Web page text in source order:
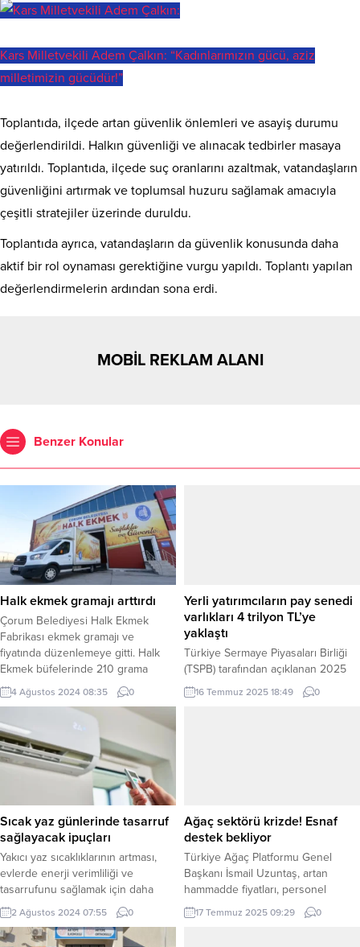
Kars Milletvekili Adem Çalkın: “Kadınlarımızın gücü, aziz
milletimizin gücüdür!”
Toplantıda, ilçede artan güvenlik önlemleri ve asayiş durumu
değerlendirildi. Halkın güvenliği ve alınacak tedbirler masaya
yatırıldı. Toplantıda, ilçede suç oranlarını azaltmak, vatandaşların
güvenliğini artırmak ve toplumsal huzuru sağlamak amacıyla
çeşitli stratejiler üzerinde duruldu.
Toplantıda ayrıca, vatandaşların da güvenlik konusunda daha
aktif bir rol oynaması gerektiğine vurgu yapıldı. Toplantı yapılan
değerlendirmelerin ardından sona erdi.
MOBİL REKLAM ALANI
Benzer Konular
Halk ekmek gramajı arttırdı
Çorum Belediyesi Halk Ekmek
Fabrikası ekmek gramajı ve
fiyatında düzenlemeye gitti. Halk
Ekmek büfelerinde 210 grama
artırılan ekmek 7,5 TL’den satışa
sunulacak. ÇORUM (İGFA) –
Çorum’da Fırıncılar Odası’nın talebi
üzerine ÇESOB tarafından alınan
kararın Çorum Valiliği’nce
onaylaması üzerine şehrimizde
ekmek fiyatlarında artışa gidildi.
Yapılan artışla birlikte fırınlarda 1
Ağustos’tan itibaren 200...
4 Ağustos 2024 08:35 0
Yerli yatırımcıların pay senedi
varlıkları 4 trilyon TL’ye
yaklaştı
Türkiye Sermaye Piyasaları Birliği
(TSPB) tarafından açıklanan 2025
Haziran ayı “Finansal Piyasa Özet
Verileri”ne göre; bu yılın ilk
“Finansal Piyasa Özet Verileri”ni...
16 Temmuz 2025 18:49 0
Sıcak yaz günlerinde tasarruf
sağlayacak ipuçları
Yakıcı yaz sıcaklıklarının artması,
evlerde enerji verimliliği ve
tasarrufunu sağlamak için daha
fazla önlem almayı zorunlu hale
getiriyor. Sıcaklıkların yükselmesiyle
birlikte enerji tüketimi artıyor ve bu
2 Ağustos 2024 07:55 0
Ağaç sektörü krizde! Esnaf
destek bekliyor
Türkiye Ağaç Platformu Genel
Başkanı İsmail Uzuntaş, artan
hammadde fiyatları, personel
sıkıntıları ve maliyet artışlarının ağaç
sektörünü zora soktuğunu
17 Temmuz 2025 09:29 0